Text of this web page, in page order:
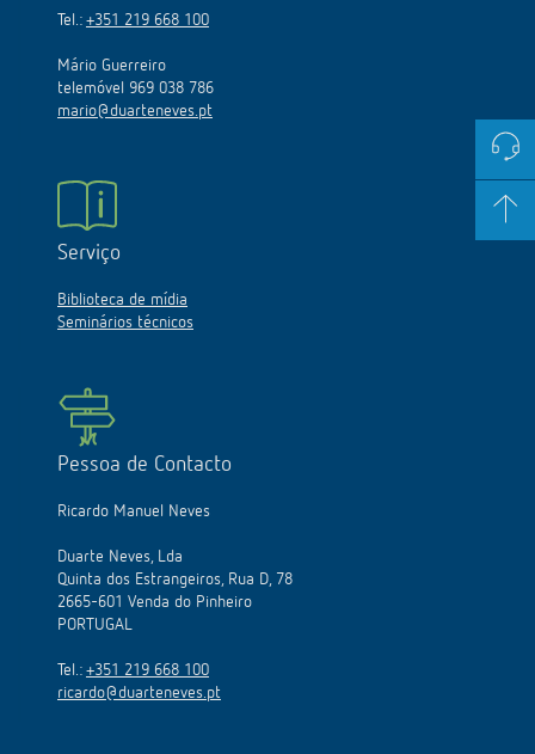
Tel.: +351 219 668 100
Mário Guerreiro
telemóvel 969 038 786
mario@duarteneves.pt
Serviço
Biblioteca de mídia
Seminários técnicos
Pessoa de Contacto
Ricardo Manuel Neves
Duarte Neves, Lda
Quinta dos Estrangeiros, Rua D, 78
2665-601 Venda do Pinheiro
PORTUGAL
Tel.: +351 219 668 100
ricardo@duarteneves.pt